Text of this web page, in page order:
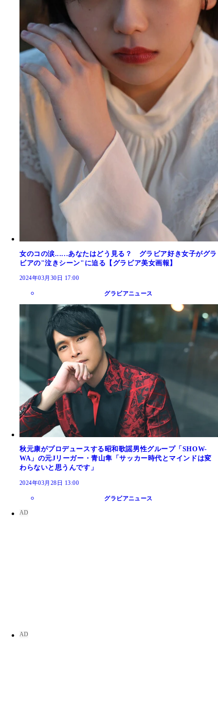
女のコの涙......あなたはどう見る？ グラビア好き女子がグラ
ビアの"泣きシーン"に迫る【グラビア美女画報】
2024年03月30日 17:00
グラビアニュース
秋元康がプロデュースする昭和歌謡男性グループ「SHOW-
WA」の元Jリーガー・青山隼「サッカー時代とマインドは変
わらないと思うんです」
2024年03月28日 13:00
グラビアニュース